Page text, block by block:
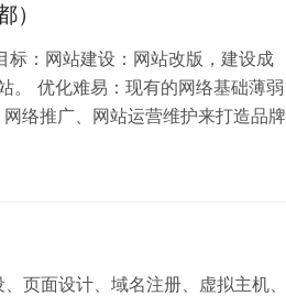
）
：网站建设：网站改版，建设成
。 优化难易：现有的网络基础薄弱
络推广、网站运营维护来打造品牌
电脑端+移动端的网站建设。 在设
网站功能上：充分体现网站的互…
页面设计、域名注册、虚拟主机